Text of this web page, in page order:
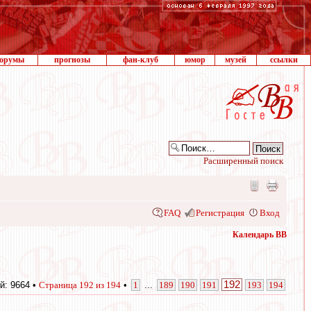
прогнозы фан-клуб юмор музей ссылки
Расширенный поиск
FAQ Регистрация Вход
Календарь ВВ
9664 • Страница 192 из 194 • 1 189 190 191 192 193 194